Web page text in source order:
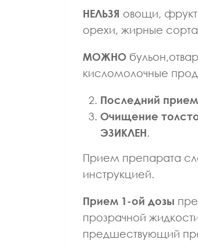
НЕЛЬЗЯ овощи,
орехи, жирные
МОЖНО
кисломолочные
Последний
Очищение
ЭЗИКЛЕН.
Прием препарата
инструкцией.
Прием 1-ой дозы
прозрачной
предшествующий